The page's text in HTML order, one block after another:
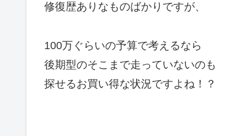
修復歴ありなものばかりですが、
100万ぐらいの予算で考えるなら
後期型のそこまで走っていないのも
探せるお買い得な状況ですよね！？